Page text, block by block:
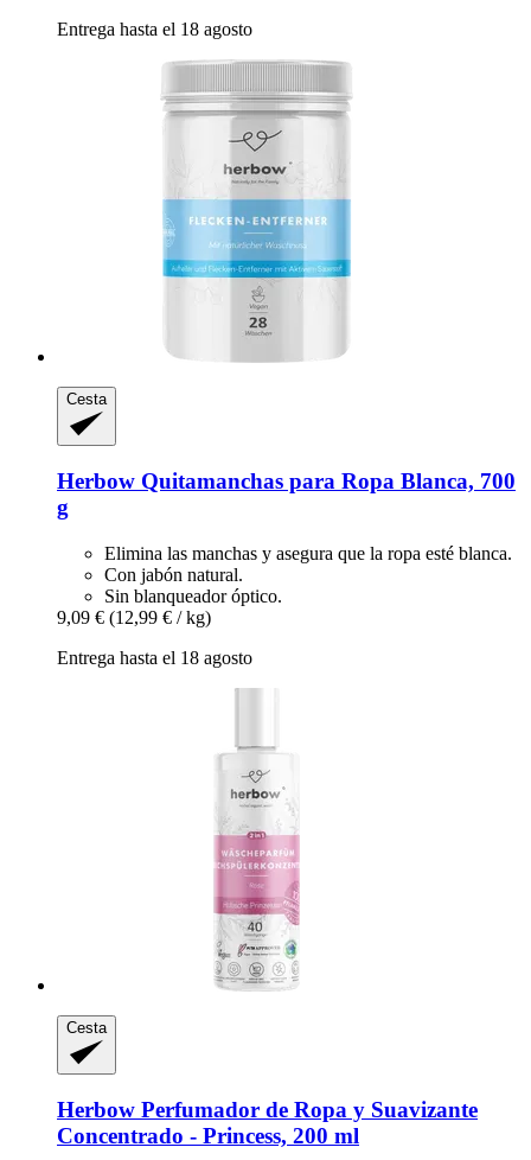
Entrega hasta el 18 agosto
Cesta
Herbow Quitamanchas para Ropa Blanca, 700
g
Elimina las manchas y asegura que la ropa esté blanca.
Con jabón natural.
Sin blanqueador óptico.
9,09 € (12,99 € / kg)
Entrega hasta el 18 agosto
Cesta
Herbow Perfumador de Ropa y Suavizante
Concentrado -​ Princess, 200 ml